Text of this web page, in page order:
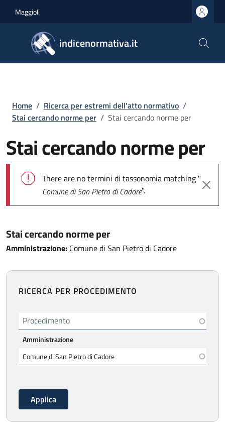
Maggioli
indicenormativa.it
Briciole di pane
Home / Ricerca per estremi dell'atto normativo /
Stai cercando norme per / Stai cercando norme per
Stai cercando norme per
Messaggio di errore
There are no termini di tassonomia matching "
Comune di San Pietro di Cadore".
Stai cercando norme per
Amministrazione: Comune di San Pietro di Cadore
RICERCA PER PROCEDIMENTO
Procedimento
Amministrazione